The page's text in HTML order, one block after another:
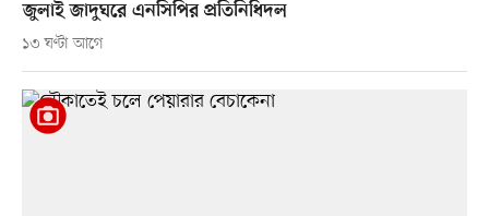
জুলাই জাদুঘরে এনসিপির প্রতিনিধিদল
১৩ ঘণ্টা আগে